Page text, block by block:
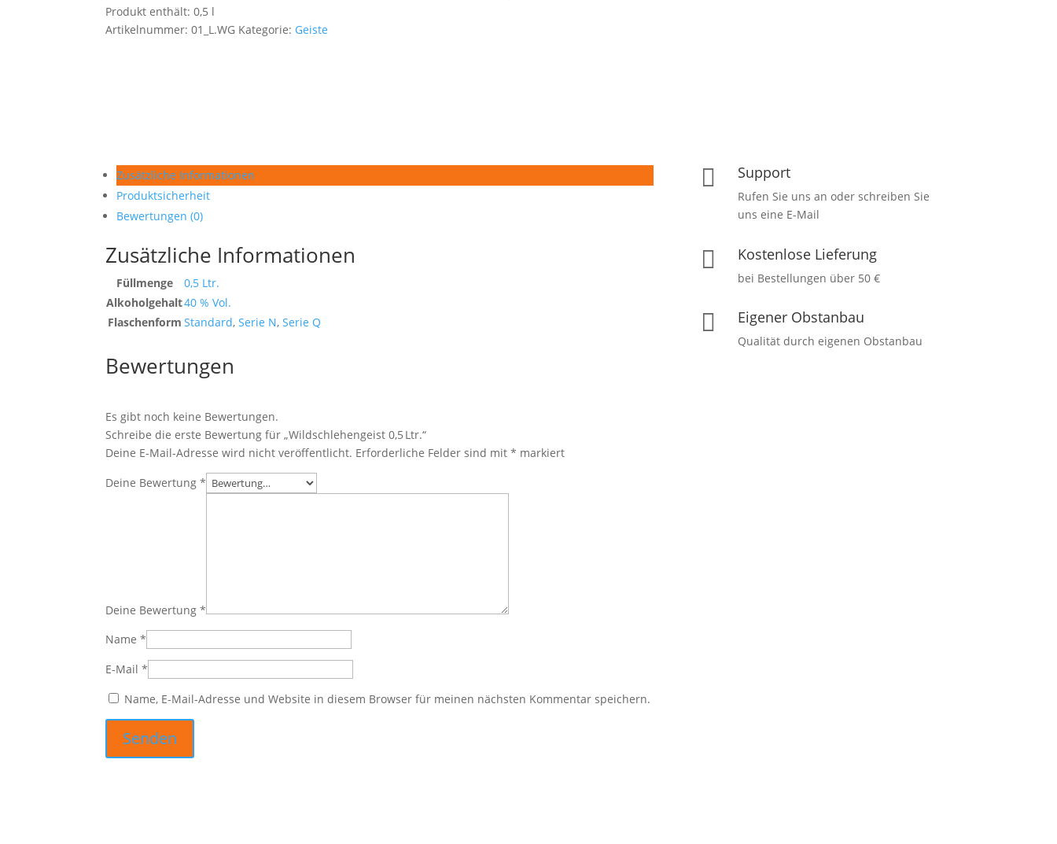
Produkt enthält: 0,5 l
Artikelnummer:01_L.WG Kategorie: Geiste
Zusätzliche Informationen
Produktsicherheit
Bewertungen (0)
Zusätzliche Informationen
Füllmenge
0,5 Ltr.
Alkoholgehalt40 % Vol.
Flaschenform Standard,Serie N,Serie Q
Bewertungen
Es gibt noch keine Bewertungen.
Schreibe die erste Bewertung für „Wildschlehengeist 0,5 Ltr.“
Deine E-Mail-Adresse wird nicht veröffentlicht. Erforderliche Felder sind mit* markiert
Deine Bewertung*
Deine Bewertung*
Name*
E-Mail*
Name, E-Mail-Adresse und Website in diesem Browser für meinen nächsten Kommentar speichern.
 Support
Rufen Sie uns an oder schreiben Sie
uns eine E-Mail
 Kostenlose Lieferung
bei Bestellungen über 50 €
 Eigener Obstanbau
Qualität durch eigenen Obstanbau